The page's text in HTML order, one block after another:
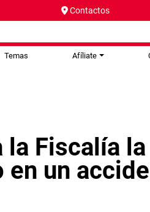
Contactos
Temas Afíliate
la Fiscalía
un